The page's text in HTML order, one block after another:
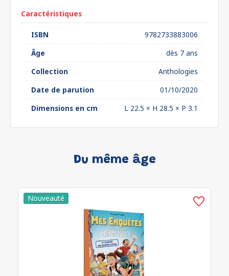
Caractéristiques
ISBN
9782733883006
Âge
dès 7 ans
Collection
Anthologies
Date de parution
01/10/2020
Dimensions en cm
L 22.5 × H 28.5 × P 3.1
Du même âge